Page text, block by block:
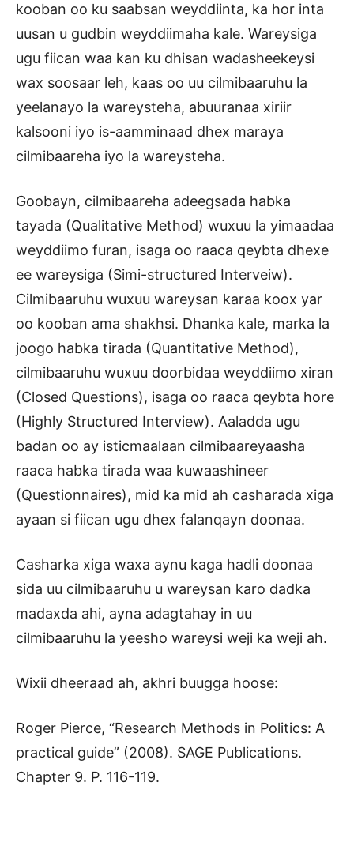
kooban oo ku saabsan weyddiinta, ka hor inta
uusan u gudbin weyddiimaha kale. Wareysiga
ugu fiican waa kan ku dhisan wadasheekeysi
wax soosaar leh, kaas oo uu cilmibaaruhu la
yeelanayo la wareysteha, abuuranaa xiriir
kalsooni iyo is-aamminaad dhex maraya
cilmibaareha iyo la wareysteha.
Goobayn, cilmibaareha adeegsada habka
tayada (Qualitative Method) wuxuu la yimaadaa
weyddiimo furan, isaga oo raaca qeybta dhexe
ee wareysiga (Simi-structured Interveiw).
Cilmibaaruhu wuxuu wareysan karaa koox yar
oo kooban ama shakhsi. Dhanka kale, marka la
joogo habka tirada (Quantitative Method),
cilmibaaruhu wuxuu doorbidaa weyddiimo xiran
(Closed Questions), isaga oo raaca qeybta hore
(Highly Structured Interview). Aaladda ugu
badan oo ay isticmaalaan cilmibaareyaasha
raaca habka tirada waa kuwaashineer
(Questionnaires), mid ka mid ah casharada xiga
ayaan si fiican ugu dhex falanqayn doonaa.
Casharka xiga waxa aynu kaga hadli doonaa
sida uu cilmibaaruhu u wareysan karo dadka
madaxda ahi, ayna adagtahay in uu
cilmibaaruhu la yeesho wareysi weji ka weji ah.
Wixii dheeraad ah, akhri buugga hoose:
Roger Pierce, “Research Methods in Politics: A
practical guide” (2008). SAGE Publications.
Chapter 9. P. 116-119.